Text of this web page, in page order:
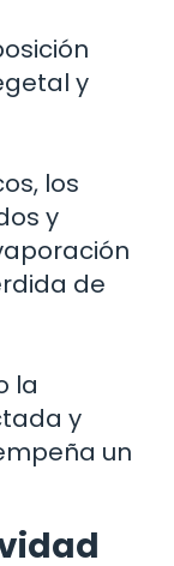
y
los
y
de
la
y
un